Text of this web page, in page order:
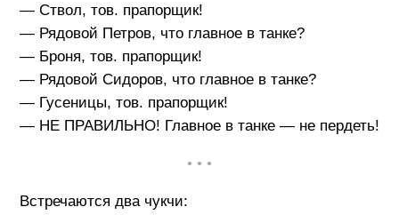
— Ствол, тов. прапорщик!
— Рядовой Петров, что главное в танке?
— Броня, тов. прапорщик!
— Рядовой Сидоров, что главное в танке?
— Гусеницы, тов. прапорщик!
— НЕ ПРАВИЛЬНО! Главное в танке — не пердеть!
• • •
Встречаются два чукчи: